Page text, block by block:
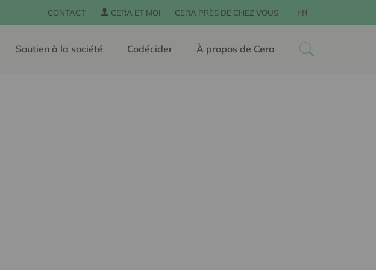
CONTACT CERA ET MOI CERA PRÈS DE CHEZ VOUS FR
Soutien à la société Codécider À propos de Cera